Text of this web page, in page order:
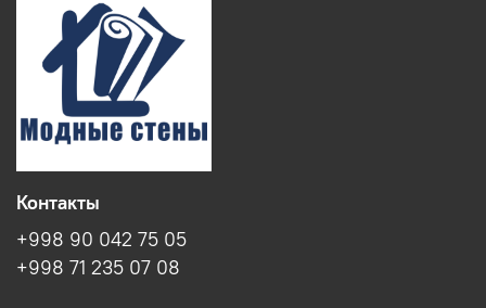
Контакты
+998 90 042 75 05
+998 71 235 07 08